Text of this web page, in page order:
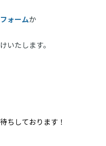
ォームか
いたします。
ちしております！